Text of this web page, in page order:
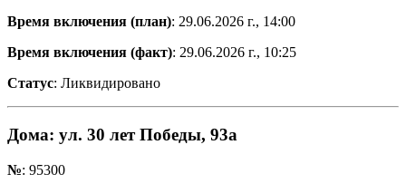
Время включения (план): 29.06.2026 г., 14:00
Время включения (факт): 29.06.2026 г., 10:25
Статус: Ликвидировано
Дома: ул. 30 лет Победы, 93а
№: 95300